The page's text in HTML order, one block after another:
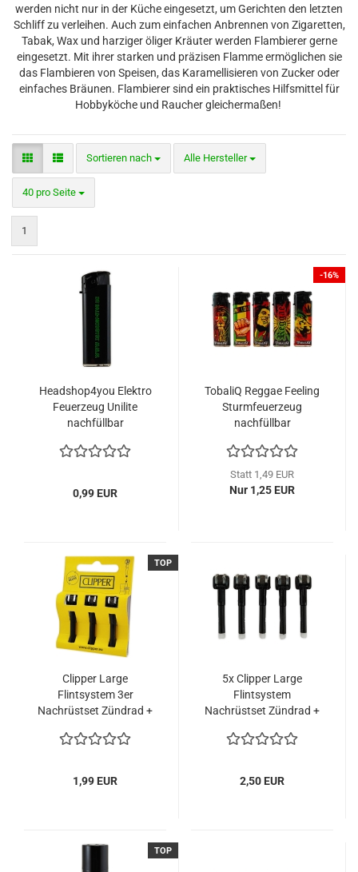
werden nicht nur in der Küche eingesetzt, um Gerichten den letzten
Schliff zu verleihen. Auch zum einfachen Anbrennen von Zigaretten,
Tabak, Wax und harziger öliger Kräuter werden Flambierer gerne
eingesetzt. Mit ihrer starken und präzisen Flamme ermöglichen sie
das Flambieren von Speisen, das Karamellisieren von Zucker oder
einfaches Bräunen. Flambierer sind ein praktisches Hilfsmittel für
Hobbyköche und Raucher gleichermaßen!
Sortieren nach
Sortieren nach Alle Hersteller
40 pro Seite
pro Seite
1
Headshop4you Elektro
Feuerzeug Unilite
nachfüllbar
0,99 EUR
-16%
TobaliQ Reggae Feeling
Sturmfeuerzeug
nachfüllbar
Statt 1,49 EUR
Nur 1,25 EUR
TOP
Clipper Large
Flintsystem 3er
Nachrüstset Zündrad +
1,99 EUR
5x Clipper Large
Flintsystem
Nachrüstset Zündrad +
2,50 EUR
TOP